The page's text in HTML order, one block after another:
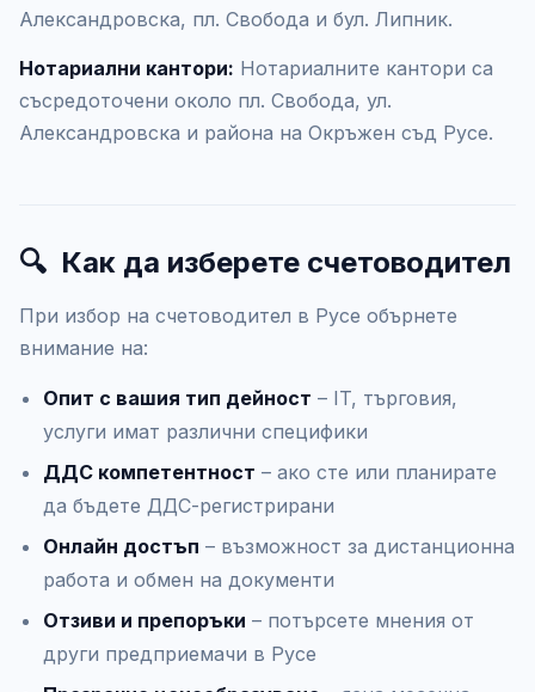
Александровска, пл. Свобода и бул. Липник.
Нотариални кантори: Нотариалните кантори са
съсредоточени около пл. Свобода, ул.
Александровска и района на Окръжен съд Русе.
🔍 Как да изберете счетоводител
При избор на счетоводител в Русе обърнете
внимание на:
Опит с вашия тип дейност – IT, търговия,
услуги имат различни специфики
ДДС компетентност – ако сте или планирате
да бъдете ДДС-регистрирани
Онлайн достъп – възможност за дистанционна
работа и обмен на документи
Отзиви и препоръки – потърсете мнения от
други предприемачи в Русе